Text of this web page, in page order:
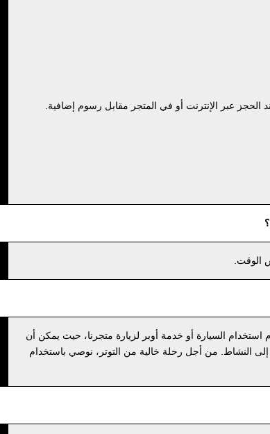
الحجز عبر الإنترنت أو في المتجر مقابل رسوم إضافية.
الوقت.
السيارة أو خدمة أوبر لزيارة متجرنا، حيث يمكن أن
النشاط. من أجل رحلة خالية من التوتر، نوصي باستخدام